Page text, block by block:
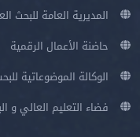
المديرية العامة للبحث
حاضنة الأعمال الرقمية
الوكالة الموضوعاتية
فضاء التعليم العالي و